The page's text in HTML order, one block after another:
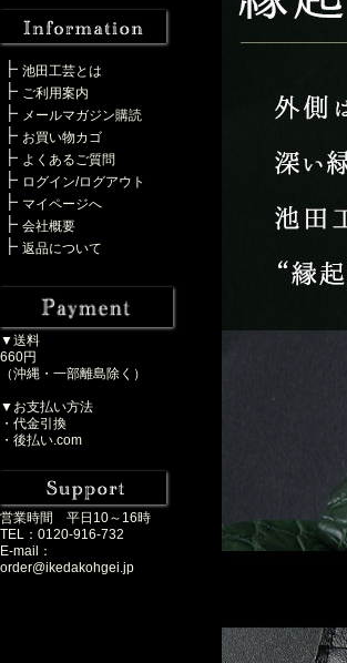
池田工芸とは
ご利用案内
メールマガジン購読
お買い物カゴ
よくあるご質問
ログイン/ログアウト
マイページへ
会社概要
返品について
▼送料
660円
（沖縄・一部離島除く）
▼お支払い方法
・代金引換
・後払い.com
営業時間 平日10～16時
TEL：0120-916-732
E-mail：
order@ikedakohgei.jp